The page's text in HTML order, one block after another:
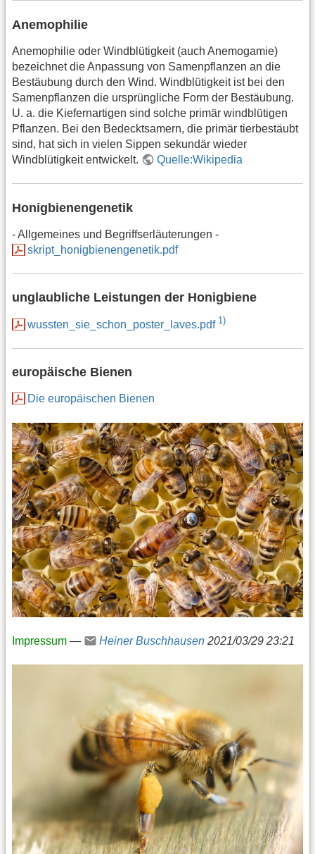
Anemophilie
Anemophilie oder Windblütigkeit (auch Anemogamie)
bezeichnet die Anpassung von Samenpflanzen an die
Bestäubung durch den Wind. Windblütigkeit ist bei den
Samenpflanzen die ursprüngliche Form der Bestäubung.
U. a. die Kiefernartigen sind solche primär windblütigen
Pflanzen. Bei den Bedecktsamern, die primär tierbestäubt
sind, hat sich in vielen Sippen sekundär wieder
Windblütigkeit entwickelt.
Quelle:Wikipedia
Honigbienengenetik
- Allgemeines und Begriffserläuterungen -
skript_honigbienengenetik.pdf
unglaubliche Leistungen der Honigbiene
wussten_sie_schon_poster_laves.pdf 1)
europäische Bienen
Die europäischen Bienen
Impressum — Heiner Buschhausen 2021/03/29 23:21